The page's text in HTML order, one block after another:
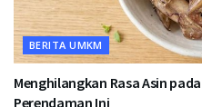
BERITA UMKM
Menghilangkan Rasa Asin
Perendaman Ini